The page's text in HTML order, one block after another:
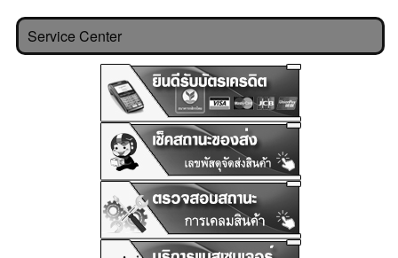
Service Center